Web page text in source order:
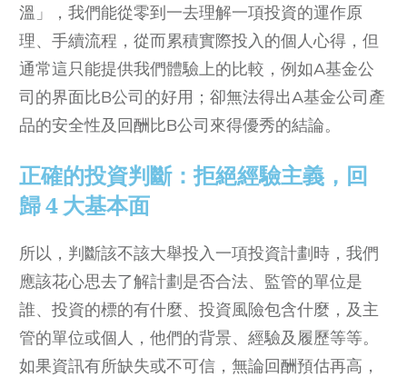
溫」，我們能從零到一去理解一項投資的運作原
理、手續流程，從而累積實際投入的個人心得，但
通常這只能提供我們體驗上的比較，例如A基金公
司的界面比B公司的好用；卻無法得出A基金公司產
品的安全性及回酬比B公司來得優秀的結論。
正確的投資判斷：拒絕經驗主義，回
歸 4 大基本面
所以，判斷該不該大舉投入一項投資計劃時，我們
應該花心思去了解計劃是否合法、監管的單位是
誰、投資的標的有什麼、投資風險包含什麼，及主
管的單位或個人，他們的背景、經驗及履歷等等。
如果資訊有所缺失或不可信，無論回酬預估再高，